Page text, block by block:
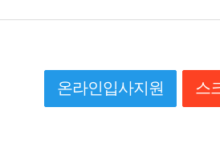
온라인입사지원 스